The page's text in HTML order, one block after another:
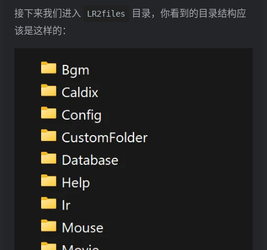
接下来我们进入 LR2files
目录，你看到的目录结构应
该是这样的：